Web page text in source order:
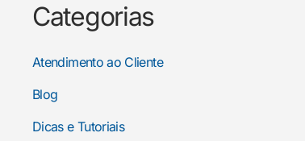
Categorias
Atendimento ao Cliente
Blog
Dicas e Tutoriais